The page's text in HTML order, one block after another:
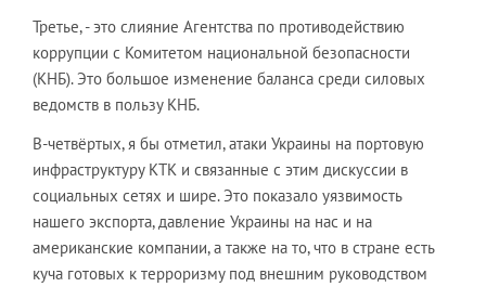
Третье, - это слияние Агентства по противодействию
коррупции с Комитетом национальной безопасности
(КНБ). Это большое изменение баланса среди силовых
ведомств в пользу КНБ.
В-четвёртых, я бы отметил, атаки Украины на портовую
инфраструктуру КТК и связанные с этим дискуссии в
социальных сетях и шире. Это показало уязвимость
нашего экспорта, давление Украины на нас и на
американские компании, а также на то, что в стране есть
куча готовых к терроризму под внешним руководством